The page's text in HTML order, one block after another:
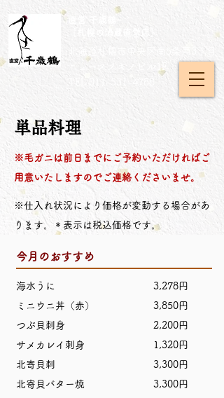
［札幌の酒蔵直営店］
北海道札幌市中央区南5条西3丁目
​ニューススキノビル1F
011-531-4788
単品料理
※毛ガニは前日までにご予約いただければご
用意いたしますのでご連絡くださいませ。
※仕入れ状況により価格が変動する場合があ
ります。＊表示は税込価格です。
今月のおすすめ
海水うに 3,278円
ミニウニ丼（赤） 3,850円
つぶ貝刺身 2,200円
サメカレイ刺身 1,320円
北寄貝刺 3,300円
北寄貝バター焼 3,300円